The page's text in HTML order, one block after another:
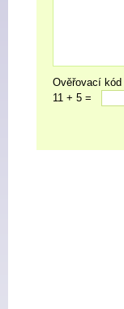
Ověřovací kód
11 + 5 =